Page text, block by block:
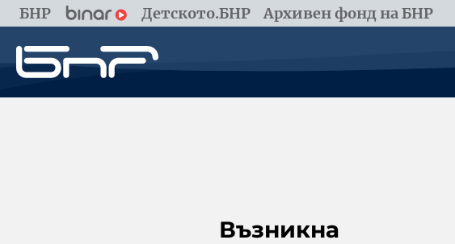
БНР Детското.БНР Архивен фонд на БНР
Възникна